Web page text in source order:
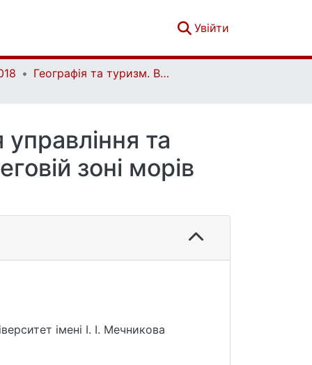
Увійти
Географія та туризм. Випуск 46
та
зоні морів
імені І. І. Мечникова